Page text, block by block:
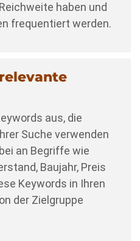
haben und
frequentiert werden.
aus, die
Suche verwenden
an Begriffe wie
Baujahr, Preis
Keywords in Ihren
der Zielgruppe